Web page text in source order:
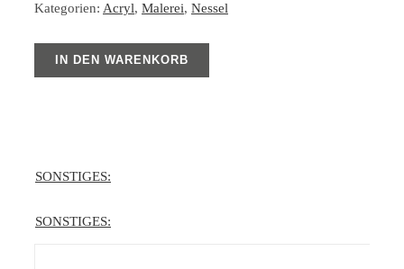
Kategorien: Acryl, Malerei, Nessel
IN DEN WARENKORB
SONSTIGES:
SONSTIGES: